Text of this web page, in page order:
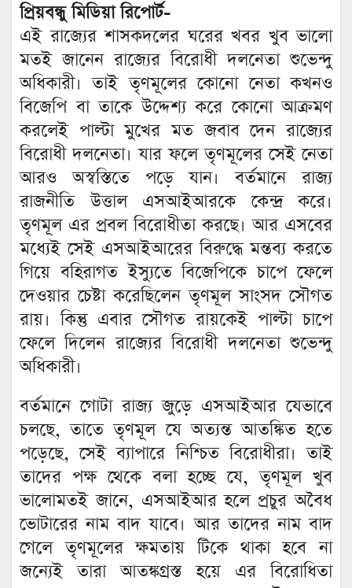
প্রিয়বন্ধু মিডিয়া রিপোর্ট-
এই রাজ্যের শাসকদলের ঘরের খবর খুব ভালো
মতই জানেন রাজ্যের বিরোধী দলনেতা শুভেন্দু
অধিকারী। তাই তৃণমূলের কোনো নেতা কখনও
বিজেপি বা তাকে উদ্দেশ্য করে কোনো আক্রমণ
করলেই পাল্টা মুখের মত জবাব দেন রাজ্যের
বিরোধী দলনেতা। যার ফলে তৃণমূলের সেই নেতা
আরও অস্বস্তিতে পড়ে যান। ‌বর্তমানে রাজ্য
রাজনীতি উত্তাল এসআইআরকে কেন্দ্র করে।
তৃণমূল এর প্রবল বিরোধীতা করছে। আর এসবের
মধ্যেই সেই এসআইআরের বিরুদ্ধে মন্তব্য করতে
গিয়ে বহিরাগত ইস্যুতে বিজেপিকে চাপে ফেলে
দেওয়ার চেষ্টা করেছিলেন তৃণমূল সাংসদ সৌগত
রায়। কিন্তু এবার সৌগত রায়কেই পাল্টা চাপে
ফেলে দিলেন রাজ্যের বিরোধী দলনেতা শুভেন্দু
অধিকারী।
বর্তমানে গোটা রাজ্য জুড়ে এসআইআর যেভাবে
চলছে, তাতে তৃণমূল যে অত্যন্ত আতঙ্কিত হতে
পড়েছে, সেই ব্যাপারে নিশ্চিত বিরোধীরা। তাই
তাদের পক্ষ থেকে বলা হচ্ছে যে, তৃণমূল খুব
ভালোমতই জানে, এসআইআর হলে প্রচুর অবৈধ
ভোটারের নাম বাদ যাবে। আর তাদের নাম বাদ
গেলে তৃণমূলের ক্ষমতায় টিকে থাকা হবে না
জন্যেই তারা আতঙ্কগ্রস্ত হয়ে এর বিরোধিতা